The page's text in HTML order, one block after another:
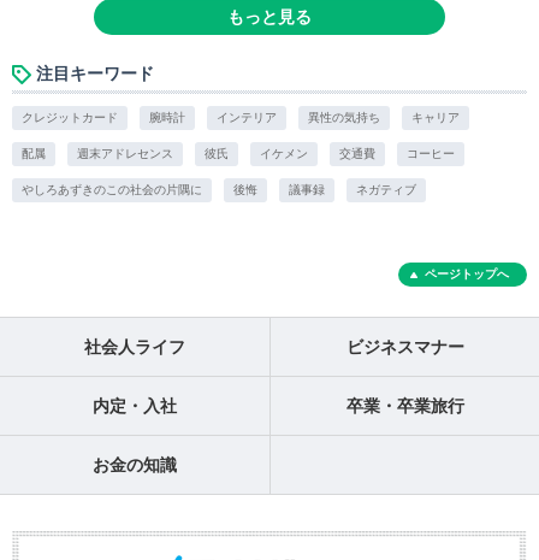
もっと見る
注目キーワード
クレジットカード 腕時計 インテリア 異性の気持ち キャリア
配属 週末アドレセンス 彼氏 イケメン 交通費 コーヒー
やしろあずきのこの社会の片隅に 後悔 議事録 ネガティブ
ページトップへ
社会人ライフ ビジネスマナー
内定・入社 卒業・卒業旅行
お金の知識